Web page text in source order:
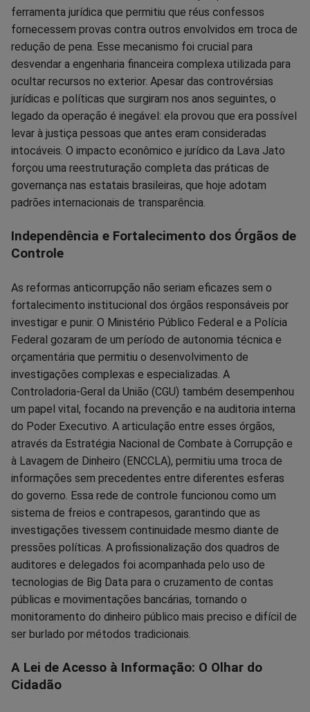
ferramenta jurídica que permitiu que réus confessos
fornecessem provas contra outros envolvidos em troca de
redução de pena. Esse mecanismo foi crucial para
desvendar a engenharia financeira complexa utilizada para
ocultar recursos no exterior. Apesar das controvérsias
jurídicas e políticas que surgiram nos anos seguintes, o
legado da operação é inegável: ela provou que era possível
levar à justiça pessoas que antes eram consideradas
intocáveis. O impacto econômico e jurídico da Lava Jato
forçou uma reestruturação completa das práticas de
governança nas estatais brasileiras, que hoje adotam
padrões internacionais de transparência.
Independência e Fortalecimento dos Órgãos de
Controle
As reformas anticorrupção não seriam eficazes sem o
fortalecimento institucional dos órgãos responsáveis por
investigar e punir. O Ministério Público Federal e a Polícia
Federal gozaram de um período de autonomia técnica e
orçamentária que permitiu o desenvolvimento de
investigações complexas e especializadas. A
Controladoria-Geral da União (CGU) também desempenhou
um papel vital, focando na prevenção e na auditoria interna
do Poder Executivo. A articulação entre esses órgãos,
através da Estratégia Nacional de Combate à Corrupção e
à Lavagem de Dinheiro (ENCCLA), permitiu uma troca de
informações sem precedentes entre diferentes esferas
do governo. Essa rede de controle funcionou como um
sistema de freios e contrapesos, garantindo que as
investigações tivessem continuidade mesmo diante de
pressões políticas. A profissionalização dos quadros de
auditores e delegados foi acompanhada pelo uso de
tecnologias de Big Data para o cruzamento de contas
públicas e movimentações bancárias, tornando o
monitoramento do dinheiro público mais preciso e difícil de
ser burlado por métodos tradicionais.
A Lei de Acesso à Informação: O Olhar do
Cidadão